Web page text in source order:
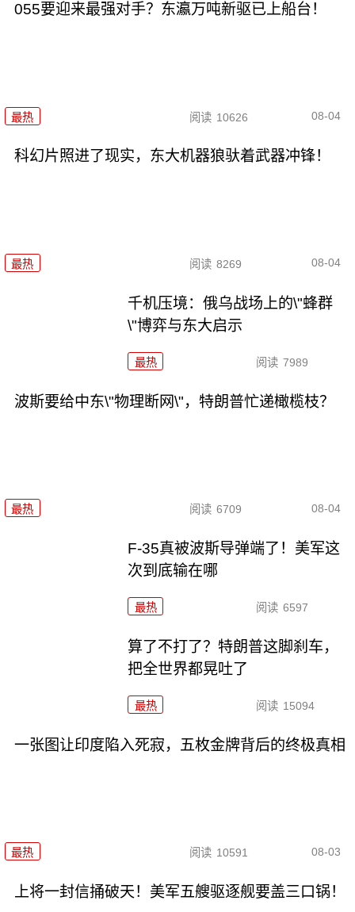
055要迎来最强对手？东瀛万吨新驱已上船台！
最热 阅读 10626 08-04
科幻片照进了现实，东大机器狼驮着武器冲锋！
最热 阅读 8269 08-04
千机压境：俄乌战场上的\"蜂群
\"博弈与东大启示
最热 阅读 7989
波斯要给中东\"物理断网\"，特朗普忙递橄榄枝？
最热 阅读 6709 08-04
F-35真被波斯导弹端了！美军这
次到底输在哪
最热 阅读 6597
算了不打了？特朗普这脚刹车，
把全世界都晃吐了
最热 阅读 15094
一张图让印度陷入死寂，五枚金牌背后的终极真相
最热 阅读 10591 08-03
上将一封信捅破天！美军五艘驱逐舰要盖三口锅！